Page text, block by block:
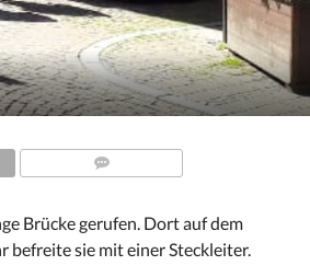
Brücke gerufen. Dort auf dem
befreite sie mit einer Steckleiter.